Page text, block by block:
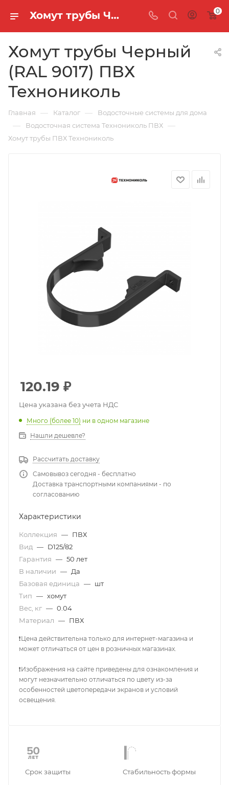
Хомут трубы Черный (RAL 9017) ПВХ Технониколь 0
Хомут трубы Черный
(RAL 9017) ПВХ
Технониколь
Главная — Каталог — Водосточные системы для дома
— Водосточная система Технониколь ПВХ —
Хомут трубы ПВХ Технониколь
120.19 ₽
Цена указана без учета НДС
Много (более 10) ни в одном магазине
Нашли дешевле?
Рассчитать доставку
Самовывоз сегодня - бесплатно
Доставка транспортными компаниями - по
согласованию
Характеристики
Коллекция — ПВХ
Вид — D125/82
Гарантия — 50 лет
В наличии — Да
Базовая единица — шт
Тип — хомут
Вес, кг — 0.04
Материал — ПВХ
❗Цена действительна только для интернет-магазина и
может отличаться от цен в розничных магазинах.
❗Изображения на сайте приведены для ознакомления и
могут незначительно отличаться по цвету из-за
особенностей цветопередачи экранов и условий
освещения.
Срок защиты Стабильность формы